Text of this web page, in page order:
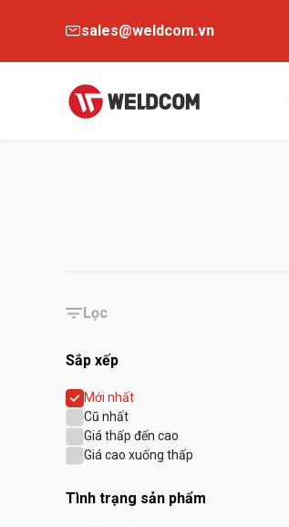
sales@weldcom.vn
Lọc
Sắp xếp
Mới nhất
Cũ nhất
Giá thấp đến cao
Giá cao xuống thấp
Tình trạng sản phẩm